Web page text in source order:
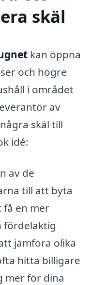
skäl
kan öppna
och högre
i området
av
skäl till
idé:
av de
till att byta
en mer
fördelaktig
jämföra olika
hitta billigare
mer för dina